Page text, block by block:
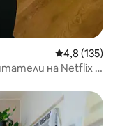
Средна
4,8 (135)
на Netflix и